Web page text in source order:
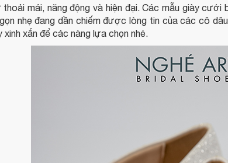
mái, năng động và hiện đại. Các mẫu giày
nhẹ đang dần chiếm được lòng tin của các cô
xắn để các nàng lựa chọn nhé.